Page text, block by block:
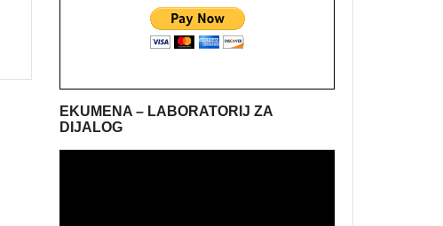
EKUMENA – LABORATORIJ ZA
DIJALOG